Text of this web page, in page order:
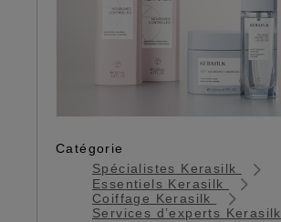
Catégorie
Spécialistes Kerasilk
Essentiels Kerasilk
Coiffage Kerasilk
Services d’experts Kerasilk